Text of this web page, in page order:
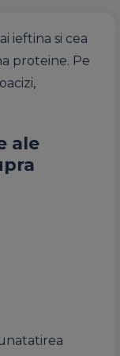
ieftina si cea
proteine. Pe
ale